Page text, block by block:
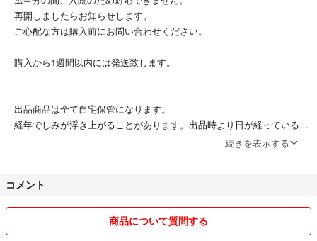
再開しましたらお知らせします。
ご心配な方は購入前にお問い合わせください。
購入から1週間以内には発送致します。
出品商品は全て自宅保管になります。
経年でしみが浮き上がることがあります。出品時より日が経っているも
ので不明点がありましたら、購入前にご確認下さい。
動物は飼っておりません。
光の加減や、画面の色設定により多少実物と異なる場合もございますの
続きを表示する
コメント
商品について質問する